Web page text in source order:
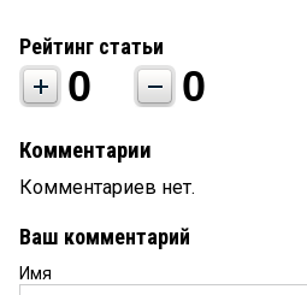
Рейтинг статьи
0 0
Комментарии
Комментариев нет.
Ваш комментарий
Имя